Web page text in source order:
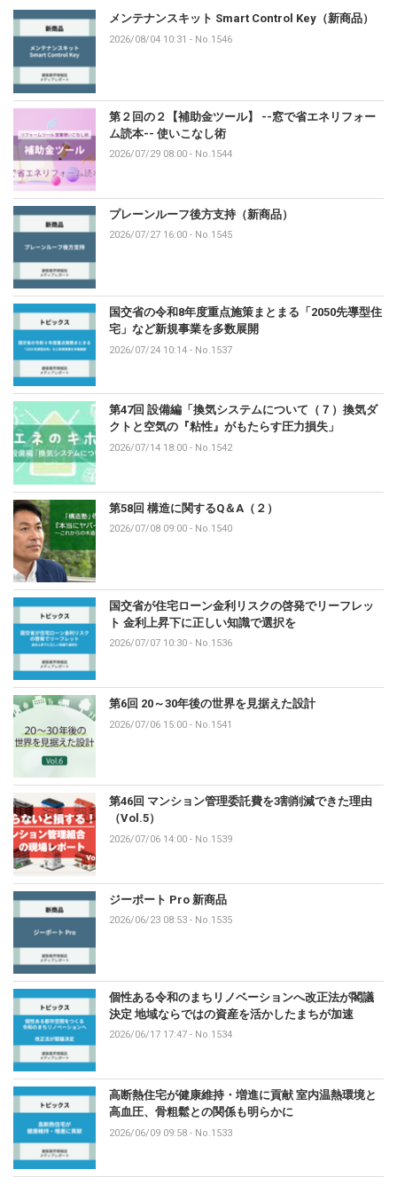
メンテナンスキット Smart Control Key（新商品）
2026/08/04 10:31 - No.1546
第２回の２【補助金ツール】 --窓で省エネリフォー
ム読本-- 使いこなし術
2026/07/29 08:00 - No.1544
プレーンルーフ後方支持（新商品）
2026/07/27 16:00 - No.1545
国交省の令和8年度重点施策まとまる「2050先導型住
宅」など新規事業を多数展開
2026/07/24 10:14 - No.1537
第47回 設備編「換気システムについて（７）換気ダ
クトと空気の『粘性』がもたらす圧力損失」
2026/07/14 18:00 - No.1542
第58回 構造に関するQ＆A（２）
2026/07/08 09:00 - No.1540
国交省が住宅ローン金利リスクの啓発でリーフレッ
ト 金利上昇下に正しい知識で選択を
2026/07/07 10:30 - No.1536
第6回 20～30年後の世界を見据えた設計
2026/07/06 15:00 - No.1541
第46回 マンション管理委託費を3割削減できた理由
（Vol.5）
2026/07/06 14:00 - No.1539
ジーポート Pro 新商品
2026/06/23 08:53 - No.1535
個性ある令和のまちリノベーションへ改正法が閣議
決定 地域ならではの資産を活かしたまちが加速
2026/06/17 17:47 - No.1534
高断熱住宅が健康維持・増進に貢献 室内温熱環境と
高血圧、骨粗鬆との関係も明らかに
2026/06/09 09:58 - No.1533